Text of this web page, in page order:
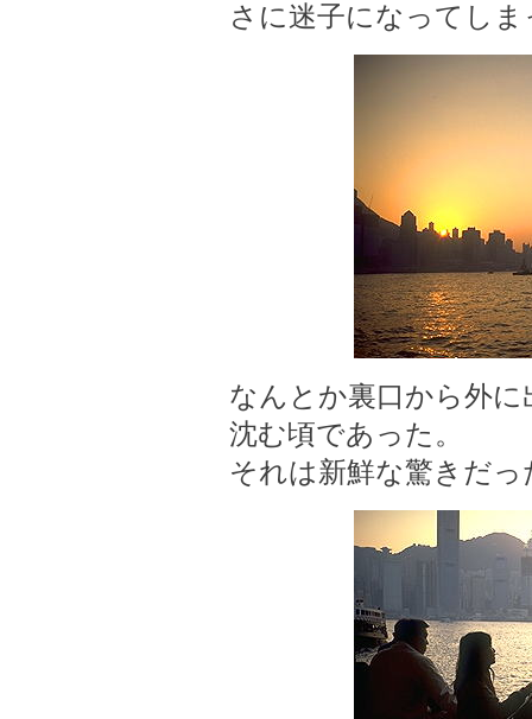
さに迷子になってしま
なんとか裏口から外
沈む頃であった。
それは新鮮な驚きだっ